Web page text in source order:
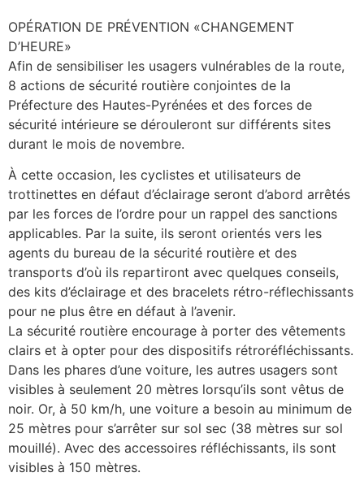
OPÉRATION DE PRÉVENTION «CHANGEMENT
D’HEURE»
Afin de sensibiliser les usagers vulnérables de la route,
8 actions de sécurité routière conjointes de la
Préfecture des Hautes-Pyrénées et des forces de
sécurité intérieure se dérouleront sur différents sites
durant le mois de novembre.
À cette occasion, les cyclistes et utilisateurs de
trottinettes en défaut d’éclairage seront d’abord arrêtés
par les forces de l’ordre pour un rappel des sanctions
applicables. Par la suite, ils seront orientés vers les
agents du bureau de la sécurité routière et des
transports d’où ils repartiront avec quelques conseils,
des kits d’éclairage et des bracelets rétro-réflechissants
pour ne plus être en défaut à l’avenir.
La sécurité routière encourage à porter des vêtements
clairs et à opter pour des dispositifs rétroréfléchissants.
Dans les phares d’une voiture, les autres usagers sont
visibles à seulement 20 mètres lorsqu’ils sont vêtus de
noir. Or, à 50 km/h, une voiture a besoin au minimum de
25 mètres pour s’arrêter sur sol sec (38 mètres sur sol
mouillé). Avec des accessoires réfléchissants, ils sont
visibles à 150 mètres.